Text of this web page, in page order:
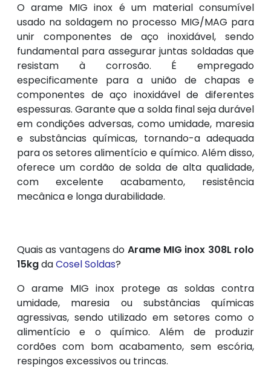
O arame MIG inox é um material consumível
usado na soldagem no processo MIG/MAG para
unir componentes de aço inoxidável, sendo
fundamental para assegurar juntas soldadas que
resistam à corrosão. É empregado
especificamente para a união de chapas e
componentes de aço inoxidável de diferentes
espessuras. Garante que a solda final seja durável
em condições adversas, como umidade, maresia
e substâncias químicas, tornando-a adequada
para os setores alimentício e químico. Além disso,
oferece um cordão de solda de alta qualidade,
com excelente acabamento, resistência
mecânica e longa durabilidade.
Quais as vantagens do Arame MIG inox 308L rolo
15kgdaCosel Soldas?
O arame MIG inox protege as soldas contra
umidade, maresia ou substâncias químicas
agressivas, sendo utilizado em setores como o
alimentício e o químico. Além de produzir
cordões com bom acabamento, sem escória,
respingos excessivos ou trincas.